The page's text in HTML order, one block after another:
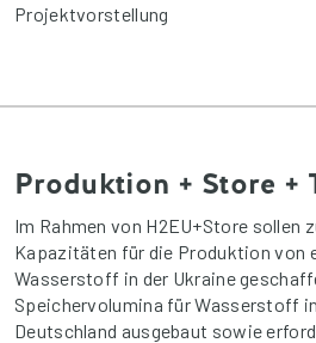
Projektvorstellung
Produktion + Store +
Im Rahmen von H2EU+Store sollen
Kapazitäten für die Produktion von
Wasserstoff in der Ukraine
Speichervolumina für Wasserstoff
Deutschland ausgebaut sowie